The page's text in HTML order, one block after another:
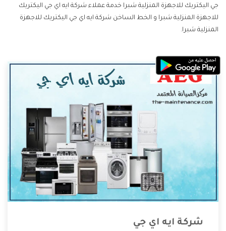
جي اليكتريك للاجهزة المنزلية شبرا خدمة عملاء شركة ايه اي جي اليكتريك
للاجهزة المنزلية شبرا و الخط الساخن شركة ايه اي جي اليكتريك للاجهزة
المنزلية شبرا.
شركة ايه اي جي